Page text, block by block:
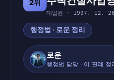
2위
대법원 · 1997. 12.
행정법 · 로운 정리
로운
행정법 담당 · 이 판례 정